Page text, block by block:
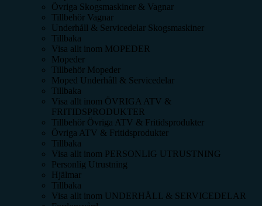
Övriga Skogsmaskiner & Vagnar
Tillbehör Vagnar
Underhåll & Servicedelar Skogsmaskiner
Tillbaka
Visa allt inom MOPEDER
Mopeder
Tillbehör Mopeder
Moped Underhåll & Servicedelar
Tillbaka
Visa allt inom ÖVRIGA ATV &
FRITIDSPRODUKTER
Tillbehör Övriga ATV & Fritidsprodukter
Övriga ATV & Fritidsprodukter
Tillbaka
Visa allt inom PERSONLIG UTRUSTNING
Personlig Utrustning
Hjälmar
Tillbaka
Visa allt inom UNDERHÅLL & SERVICEDELAR